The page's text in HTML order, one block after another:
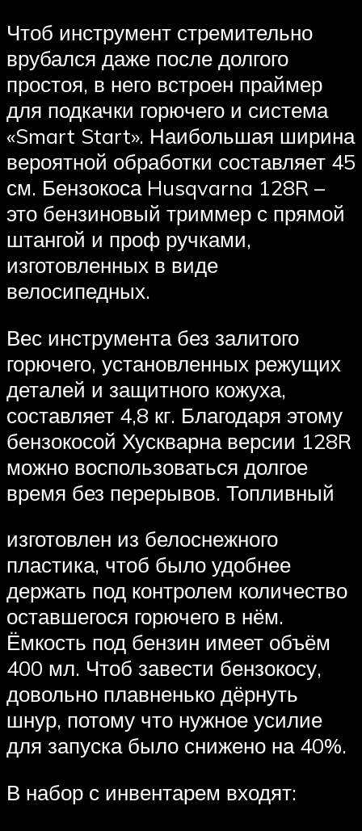
Чтоб инструмент стремительно
врубался даже после долгого
простоя, в него встроен праймер
для подкачки горючего и система
«Smart Start». Наибольшая ширина
вероятной обработки составляет 45
см. Бензокоса Husqvarna 128R –
это бензиновый триммер с прямой
штангой и проф ручками,
изготовленных в виде
велосипедных.
Вес инструмента без залитого
горючего, установленных режущих
деталей и защитного кожуха,
составляет 4,8 кг. Благодаря этому
бензокосой Хускварна версии 128R
можно воспользоваться долгое
время без перерывов. Топливный
изготовлен из белоснежного
пластика, чтоб было удобнее
держать под контролем количество
оставшегося горючего в нём.
Ёмкость под бензин имеет объём
400 мл. Чтоб завести бензокосу,
довольно плавненько дёрнуть
шнур, потому что нужное усилие
для запуска было снижено на 40%.
В набор с инвентарем входят: